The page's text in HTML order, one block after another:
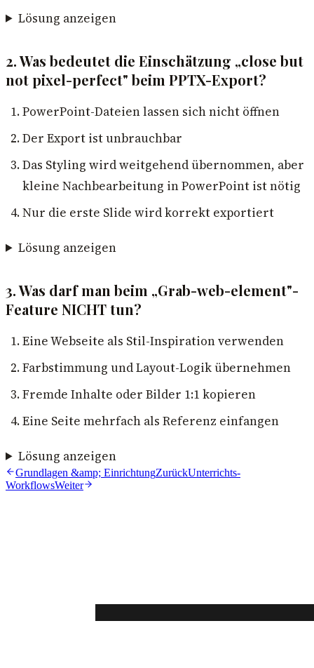
Lösung anzeigen
2. Was bedeutet die Einschätzung „close but
not pixel-perfect" beim PPTX-Export?
PowerPoint-Dateien lassen sich nicht öffnen
Der Export ist unbrauchbar
Das Styling wird weitgehend übernommen, aber
kleine Nachbearbeitung in PowerPoint ist nötig
Nur die erste Slide wird korrekt exportiert
Lösung anzeigen
3. Was darf man beim „Grab-web-element"-
Feature NICHT tun?
Eine Webseite als Stil-Inspiration verwenden
Farbstimmung und Layout-Logik übernehmen
Fremde Inhalte oder Bilder 1:1 kopieren
Eine Seite mehrfach als Referenz einfangen
Lösung anzeigen
Grundlagen &amp; EinrichtungZurückUnterrichts-
WorkflowsWeiter